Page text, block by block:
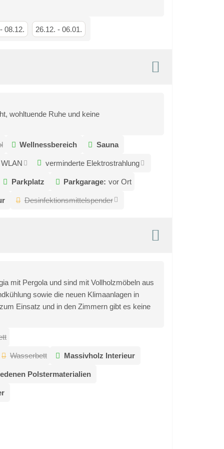
08.12. 26.12. -06.01.
wohltuende Ruhe und keine
Wellnessbereich Sauna
verminderte Elektrostrahlung
Parkplatz Parkgarage: vor Ort
Desinfektionsmittelspender
mit Pergola und sind mit Vollholzmöbeln aus
sowie die neuen Klimaanlagen in
Einsatz und in den Zimmern gibt es keine
Wasserbett Massivholz Interieur
Polstermaterialien